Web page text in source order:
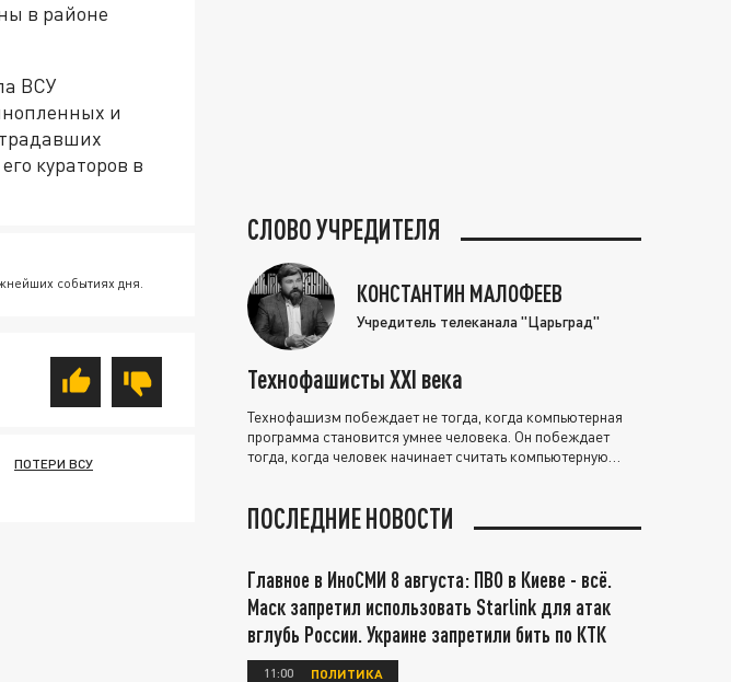
в районе
ВСУ
и
кураторов в
событиях дня.
ПОТЕРИ ВСУ
СЛОВО УЧРЕДИТЕЛЯ
КОНСТАНТИН МАЛОФЕЕВ
Учредитель телеканала "Царьград"
Технофашисты XXI века
Технофашизм побеждает не тогда, когда компьютерная
программа становится умнее человека. Он побеждает
тогда, когда человек начинает считать компьютерную
ПОСЛЕДНИЕ НОВОСТИ
Главное в ИноСМИ 8 августа: ПВО в Киеве - всё.
Маск запретил использовать Starlink для атак
вглубь России. Украине запретили бить по КТК
11:00 ПОЛИТИКА